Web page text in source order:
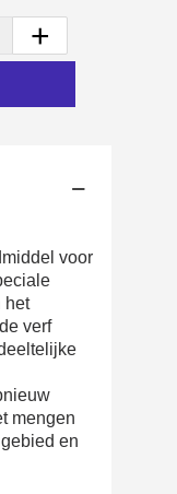
verwijzing
€5 korting
1 minuut
vouchers
bestelling
14 dagen
verwijzing
€5 korting
+
voor
het
verf
mengen
en